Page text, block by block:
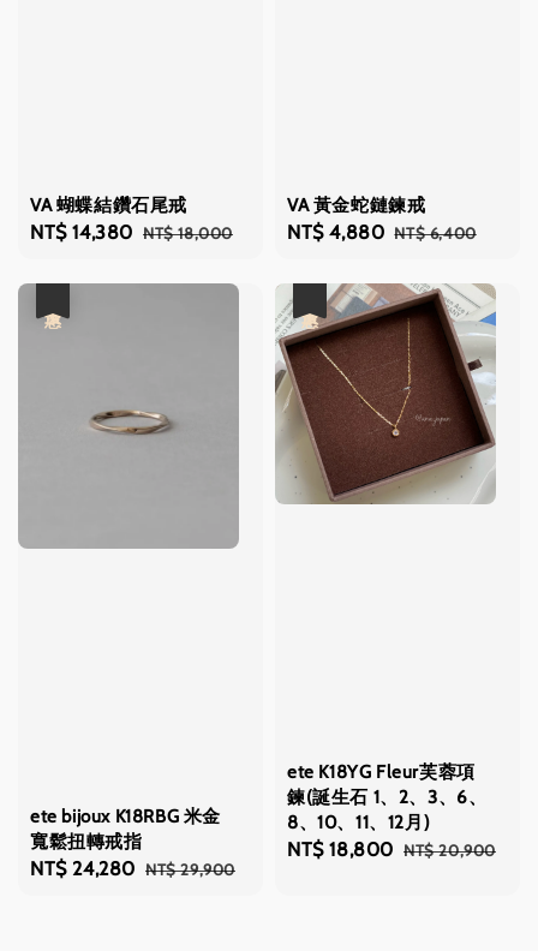
VA 蝴蝶結鑽石尾戒
Sale
NT$ 14,380 Regular
NT$ 18,000
VA 黃金蛇鏈鍊戒
Sale
NT$ 4,880 Regular
NT$ 6,400
ete bijoux K18RBG 米金
寬鬆扭轉戒指
Sale
NT$ 24,280 Regular
NT$ 29,900
ete K18YG Fleur芙蓉項
鍊(誕生石 1、2、3、6、
8、10、11、12月)
Sale
NT$ 18,800 Regular
NT$ 20,900